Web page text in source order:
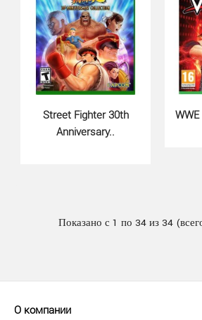
Mortal Kombat 1 (Xbox
1140 грн.
Mortal Kombat 1 дляXbox Series X -
Street Fighter 30th
Anniversary..
Показано с 1 по 34 из 34
О компании